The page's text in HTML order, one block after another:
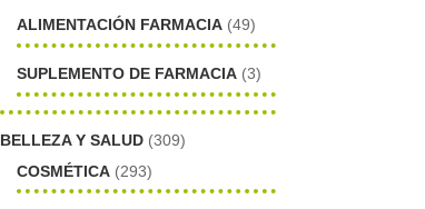
ALIMENTACIÓN FARMACIA (49)
SUPLEMENTO DE FARMACIA (3)
BELLEZA Y SALUD (309)
COSMÉTICA (293)